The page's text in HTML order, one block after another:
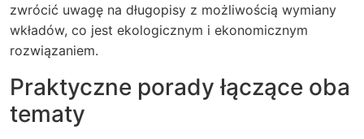
zwrócić uwagę na długopisy z możliwością wymiany
wkładów, co jest ekologicznym i ekonomicznym
rozwiązaniem.
Praktyczne porady łączące oba
tematy